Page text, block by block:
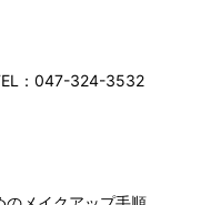
：047-324-3532